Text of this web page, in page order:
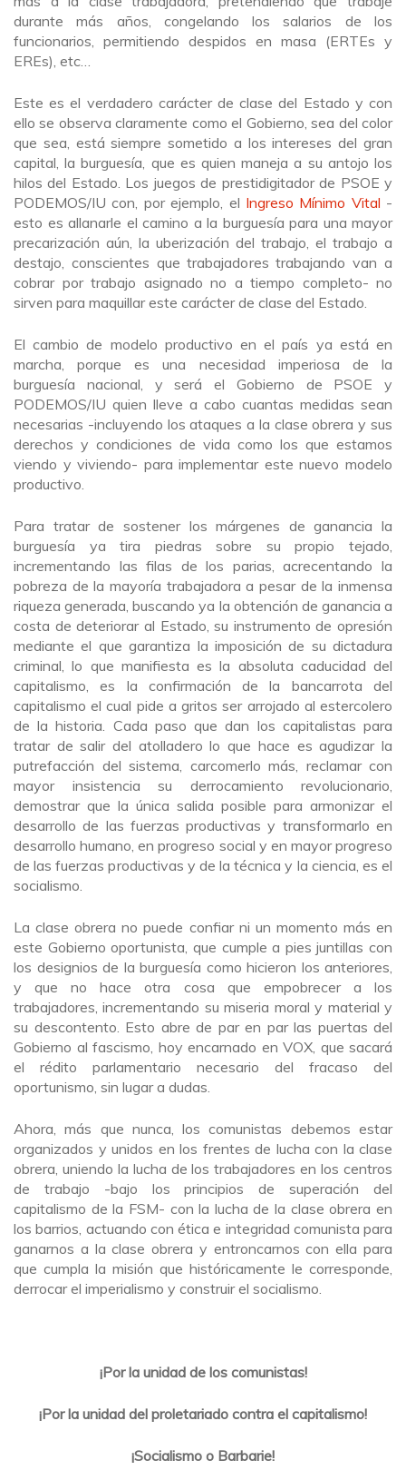
durante más años, congelando los salarios de los
funcionarios, permitiendo despidos en masa (ERTEs y
EREs), etc…
Este es el verdadero carácter de clase del Estado y con
ello se observa claramente como el Gobierno, sea del color
que sea, está siempre sometido a los intereses del gran
capital, la burguesía, que es quien maneja a su antojo los
hilos del Estado. Los juegos de prestidigitador de PSOE y
PODEMOS/IU con, por ejemplo, el Ingreso Mínimo Vital -
esto es allanarle el camino a la burguesía para una mayor
precarización aún, la uberización del trabajo, el trabajo a
destajo, conscientes que trabajadores trabajando van a
cobrar por trabajo asignado no a tiempo completo- no
sirven para maquillar este carácter de clase del Estado.
El cambio de modelo productivo en el país ya está en
marcha, porque es una necesidad imperiosa de la
burguesía nacional, y será el Gobierno de PSOE y
PODEMOS/IU quien lleve a cabo cuantas medidas sean
necesarias -incluyendo los ataques a la clase obrera y sus
derechos y condiciones de vida como los que estamos
viendo y viviendo- para implementar este nuevo modelo
productivo.
Para tratar de sostener los márgenes de ganancia la
burguesía ya tira piedras sobre su propio tejado,
incrementando las filas de los parias, acrecentando la
pobreza de la mayoría trabajadora a pesar de la inmensa
riqueza generada, buscando ya la obtención de ganancia a
costa de deteriorar al Estado, su instrumento de opresión
mediante el que garantiza la imposición de su dictadura
criminal, lo que manifiesta es la absoluta caducidad del
capitalismo, es la confirmación de la bancarrota del
capitalismo el cual pide a gritos ser arrojado al estercolero
de la historia. Cada paso que dan los capitalistas para
tratar de salir del atolladero lo que hace es agudizar la
putrefacción del sistema, carcomerlo más, reclamar con
mayor insistencia su derrocamiento revolucionario,
demostrar que la única salida posible para armonizar el
desarrollo de las fuerzas productivas y transformarlo en
desarrollo humano, en progreso social y en mayor progreso
de las fuerzas productivas y de la técnica y la ciencia, es el
socialismo.
La clase obrera no puede confiar ni un momento más en
este Gobierno oportunista, que cumple a pies juntillas con
los designios de la burguesía como hicieron los anteriores,
y que no hace otra cosa que empobrecer a los
trabajadores, incrementando su miseria moral y material y
su descontento. Esto abre de par en par las puertas del
Gobierno al fascismo, hoy encarnado en VOX, que sacará
el rédito parlamentario necesario del fracaso del
oportunismo, sin lugar a dudas.
Ahora, más que nunca, los comunistas debemos estar
organizados y unidos en los frentes de lucha con la clase
obrera, uniendo la lucha de los trabajadores en los centros
de trabajo -bajo los principios de superación del
capitalismo de la FSM- con la lucha de la clase obrera en
los barrios, actuando con ética e integridad comunista para
ganarnos a la clase obrera y entroncarnos con ella para
que cumpla la misión que históricamente le corresponde,
derrocar el imperialismo y construir el socialismo.
¡Por la unidad de los comunistas!
¡Por la unidad del proletariado contra el capitalismo!
¡Socialismo o Barbarie!